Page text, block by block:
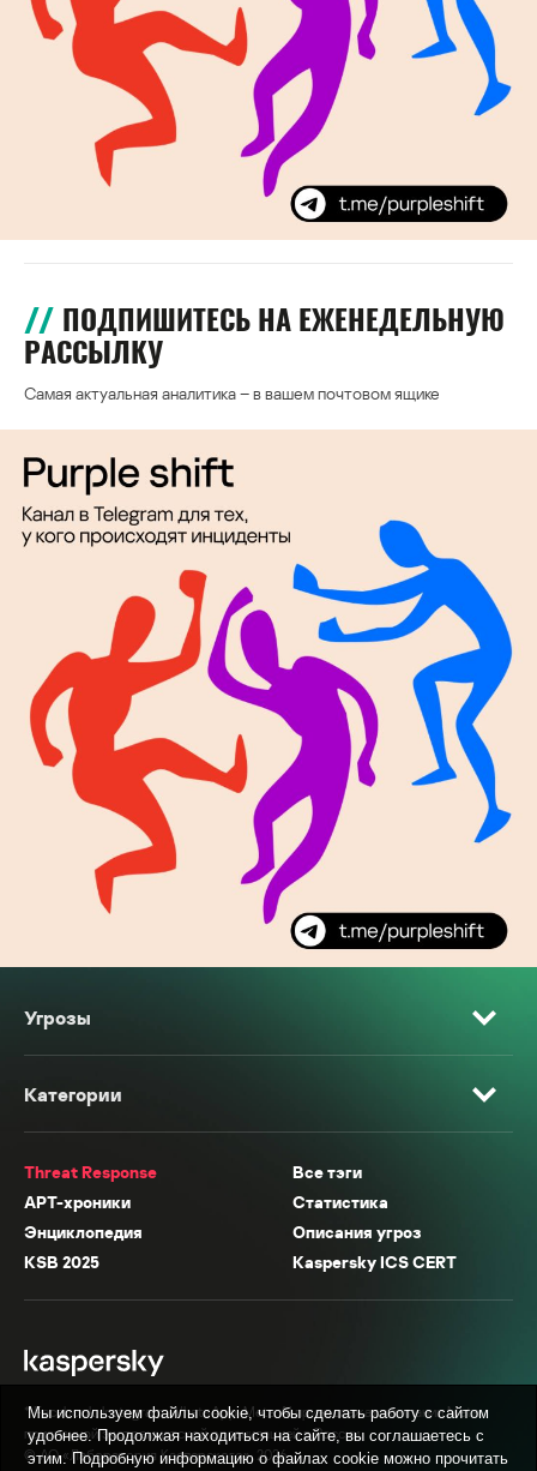
ПОДПИШИТЕСЬ НА ЕЖЕНЕДЕЛЬНУЮ
РАССЫЛКУ
Самая актуальная аналитика – в вашем почтовом ящике
Угрозы
Категории
Threat Response
Все тэги
APT-хроники
Статистика
Энциклопедия
Описания угроз
KSB 2025
Kaspersky ICS CERT
* Facebook, Instagram, WhatsApp, Meta AI принадлежат компании Meta,
признанной экстремистской организацией в России.
© АО «Лаборатория Касперского», 2026.
Мы используем файлы cookie, чтобы сделать работу с сайтом
удобнее. Продолжая находиться на сайте, вы соглашаетесь с
этим. Подробную информацию о файлах cookie можно прочитать